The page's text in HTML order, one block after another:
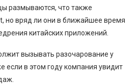
размываются, что также
но вряд ли они в ближайшее время
китайских приложений.
вызывать разочарование у
если в этом году компания увидит